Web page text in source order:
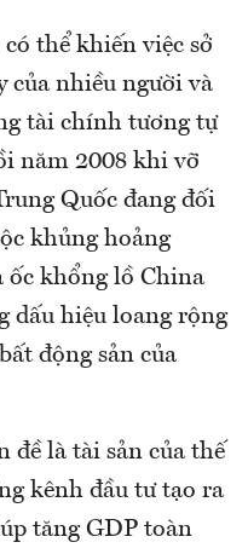
thể khiến việc sở
của nhiều người và
tài chính tương tự
năm 2008 khi vỡ
Quốc đang đối
khủng hoảng
ốc khổng lồ China
dấu hiệu loang rộng
động sản của
đề là tài sản của thế
kênh đầu tư tạo ra
tăng GDP toàn